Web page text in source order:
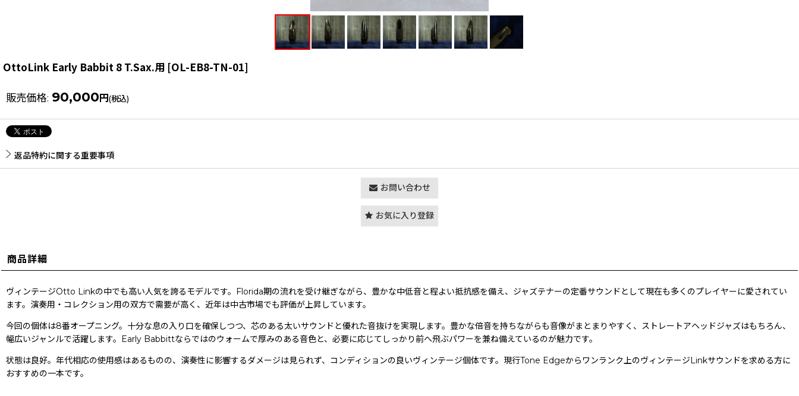
OttoLink Early Babbit 8 T.Sax.用 [OL-EB8-TN-01]
販売価格: 90,000 円(税込)
返品特約に関する重要事項
お問い合わせ
お気に入り登録
商品詳細
ヴィンテージOtto Linkの中でも高い人気を誇るモデルです。Florida期の流れを受け継ぎながら、豊かな中低音と程よい抵抗感を備え、ジャズテナーの定番サウンドとして現在も多くのプレイヤーに愛されてい
ます。演奏用・コレクション用の双方で需要が高く、近年は中古市場でも評価が上昇しています。
今回の個体は8番オープニング。十分な息の入り口を確保しつつ、芯のある太いサウンドと優れた音抜けを実現します。豊かな倍音を持ちながらも音像がまとまりやすく、ストレートアヘッドジャズはもちろん、
幅広いジャンルで活躍します。Early Babbittならではのウォームで厚みのある音色と、必要に応じてしっかり前へ飛ぶパワーを兼ね備えているのが魅力です。
状態は良好。年代相応の使用感はあるものの、演奏性に影響するダメージは見られず、コンディションの良いヴィンテージ個体です。現行Tone Edgeからワンランク上のヴィンテージLinkサウンドを求める方に
おすすめの一本です。